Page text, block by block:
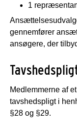
1
gennemfører
ansøgere, der
Medlemmerne af
tavshedspligt i
§28 og §29.